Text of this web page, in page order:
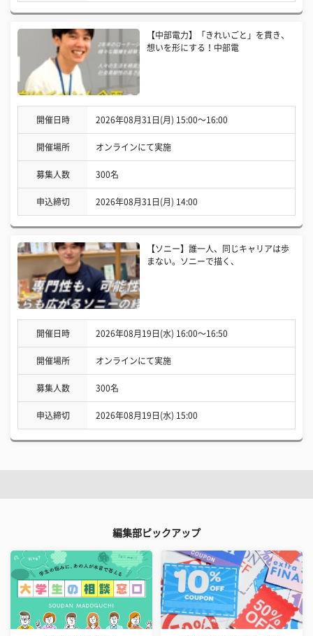
【中部電力】「きれいごと」を貫き、
想いを形にする！中部電
開催日時 2026年08月31日(月) 15:00〜16:00
開催場所 オンラインにて実施
募集人数 300名
申込締切 2026年08月31日(月) 14:00
【ソニー】誰一人、同じキャリアは歩
まない。ソニーで描く、
開催日時 2026年08月19日(水) 16:00〜16:50
開催場所 オンラインにて実施
募集人数 300名
申込締切 2026年08月19日(水) 15:00
編集部ピックアップ